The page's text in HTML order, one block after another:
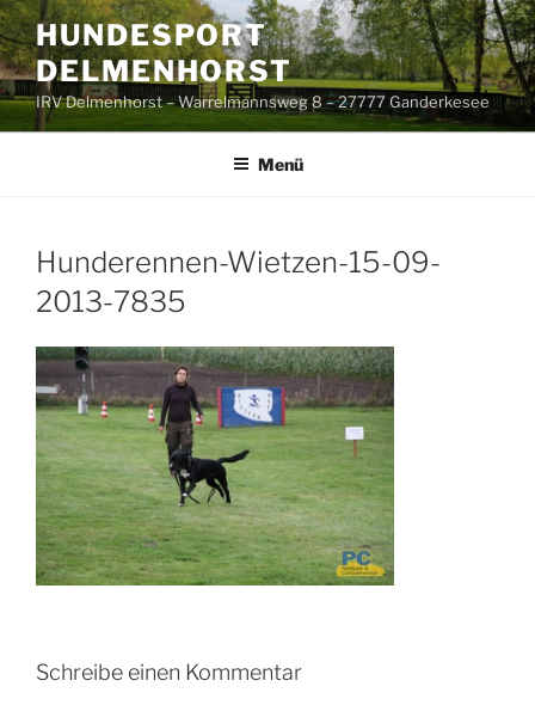
Zum
Inhalt
springen
HUNDESPORT
DELMENHORST
IRV Delmenhorst – Warrelmannsweg 8 – 27777 Ganderkesee
Menü
Hunderennen-Wietzen-15-09-
2013-7835
Schreibe einen Kommentar